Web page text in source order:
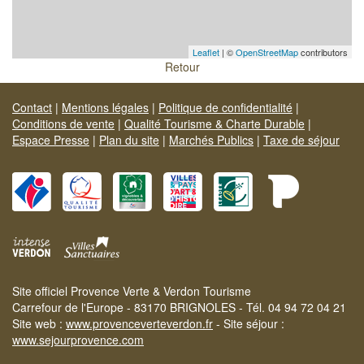
Leaflet | ©OpenStreetMapcontributors
Retour
Contact | Mentions légales | Politique de confidentialité |
Conditions de vente | Qualité Tourisme & Charte Durable |
Espace Presse | Plan du site | Marchés Publics | Taxe de séjour
Site officiel Provence Verte & Verdon Tourisme
Carrefour de l'Europe - 83170 BRIGNOLES - Tél. 04 94 72 04 21
Site web : www.provenceverteverdon.fr - Site séjour :
www.sejourprovence.com